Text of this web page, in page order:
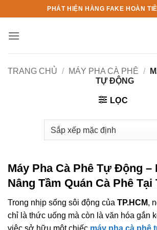
qua
nội
PHÁT HIỆN HÀNG FAKE HOÀN
TRANG CHỦ / MÁY PHA CÀ PHÊ /
TỰ ĐỘNG
LỌC
Máy Pha Cà Phê Tự Động –
Nâng Tầm Quán Cà Phê Tại
Trong nhịp sống sôi động của TP.HCM,
chỉ là thức uống mà còn là văn hóa gắn